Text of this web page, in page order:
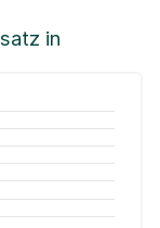
in